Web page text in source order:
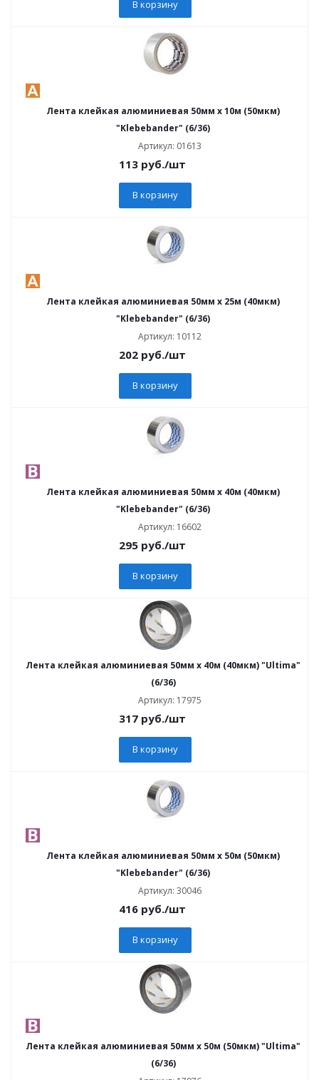
В корзину
Лента клейкая алюминиевая 50мм х 10м (50мкм)
"Klebebander" (6/36)
Артикул: 01613
113 руб./шт
В корзину
Лента клейкая алюминиевая 50мм х 25м (40мкм)
"Klebebander" (6/36)
Артикул: 10112
202 руб./шт
В корзину
Лента клейкая алюминиевая 50мм х 40м (40мкм)
"Klebebander" (6/36)
Артикул: 16602
295 руб./шт
В корзину
Лента клейкая алюминиевая 50мм х 40м (40мкм) "Ultima"
(6/36)
Артикул: 17975
317 руб./шт
В корзину
Лента клейкая алюминиевая 50мм х 50м (50мкм)
"Klebebander" (6/36)
Артикул: 30046
416 руб./шт
В корзину
Лента клейкая алюминиевая 50мм х 50м (50мкм) "Ultima"
(6/36)